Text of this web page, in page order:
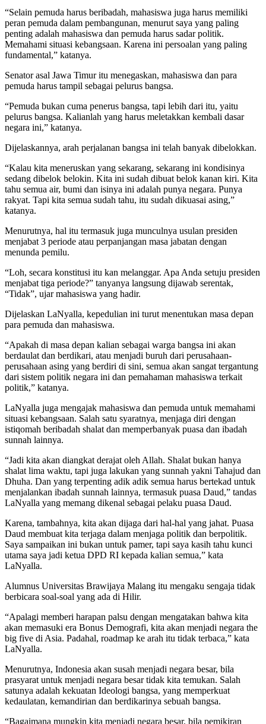
“Selain pemuda harus beribadah, mahasiswa juga harus memiliki
peran pemuda dalam pembangunan, menurut saya yang paling
penting adalah mahasiswa dan pemuda harus sadar politik.
Memahami situasi kebangsaan. Karena ini persoalan yang paling
fundamental,” katanya.
Senator asal Jawa Timur itu menegaskan, mahasiswa dan para
pemuda harus tampil sebagai pelurus bangsa.
“Pemuda bukan cuma penerus bangsa, tapi lebih dari itu, yaitu
pelurus bangsa. Kalianlah yang harus meletakkan kembali dasar
negara ini,” katanya.
Dijelaskannya, arah perjalanan bangsa ini telah banyak dibelokkan.
“Kalau kita meneruskan yang sekarang, sekarang ini kondisinya
sedang dibelok belokin. Kita ini sudah dibuat belok kanan kiri. Kita
tahu semua air, bumi dan isinya ini adalah punya negara. Punya
rakyat. Tapi kita semua sudah tahu, itu sudah dikuasai asing,”
katanya.
Menurutnya, hal itu termasuk juga munculnya usulan presiden
menjabat 3 periode atau perpanjangan masa jabatan dengan
menunda pemilu.
“Loh, secara konstitusi itu kan melanggar. Apa Anda setuju presiden
menjabat tiga periode?” tanyanya langsung dijawab serentak,
“Tidak”, ujar mahasiswa yang hadir.
Dijelaskan LaNyalla, kepedulian ini turut menentukan masa depan
para pemuda dan mahasiswa.
“Apakah di masa depan kalian sebagai warga bangsa ini akan
berdaulat dan berdikari, atau menjadi buruh dari perusahaan-
perusahaan asing yang berdiri di sini, semua akan sangat tergantung
dari sistem politik negara ini dan pemahaman mahasiswa terkait
politik,” katanya.
LaNyalla juga mengajak mahasiswa dan pemuda untuk memahami
situasi kebangsaan. Salah satu syaratnya, menjaga diri dengan
istiqomah beribadah shalat dan memperbanyak puasa dan ibadah
sunnah lainnya.
“Jadi kita akan diangkat derajat oleh Allah. Shalat bukan hanya
shalat lima waktu, tapi juga lakukan yang sunnah yakni Tahajud dan
Dhuha. Dan yang terpenting adik adik semua harus bertekad untuk
menjalankan ibadah sunnah lainnya, termasuk puasa Daud,” tandas
LaNyalla yang memang dikenal sebagai pelaku puasa Daud.
Karena, tambahnya, kita akan dijaga dari hal-hal yang jahat. Puasa
Daud membuat kita terjaga dalam menjaga politik dan berpolitik.
Saya sampaikan ini bukan untuk pamer, tapi saya kasih tahu kunci
utama saya jadi ketua DPD RI kepada kalian semua,” kata
LaNyalla.
Alumnus Universitas Brawijaya Malang itu mengaku sengaja tidak
berbicara soal-soal yang ada di Hilir.
“Apalagi memberi harapan palsu dengan mengatakan bahwa kita
akan memasuki era Bonus Demografi, kita akan menjadi negara the
big five di Asia. Padahal, roadmap ke arah itu tidak terbaca,” kata
LaNyalla.
Menurutnya, Indonesia akan susah menjadi negara besar, bila
prasyarat untuk menjadi negara besar tidak kita temukan. Salah
satunya adalah kekuatan Ideologi bangsa, yang memperkuat
kedaulatan, kemandirian dan berdikarinya sebuah bangsa.
“Bagaimana mungkin kita menjadi negara besar, bila pemikiran